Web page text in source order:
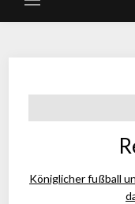
Königlicher fußball